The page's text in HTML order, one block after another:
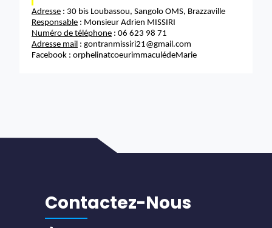
Adresse : 30 bis Loubassou, Sangolo OMS, Brazzaville
Responsable : Monsieur Adrien MISSIRI
Numéro de téléphone : 06 623 98 71
Adresse mail : gontranmissiri21@gmail.com
Facebook : orphelinatcoeurimmaculédeMarie
Contactez-Nous